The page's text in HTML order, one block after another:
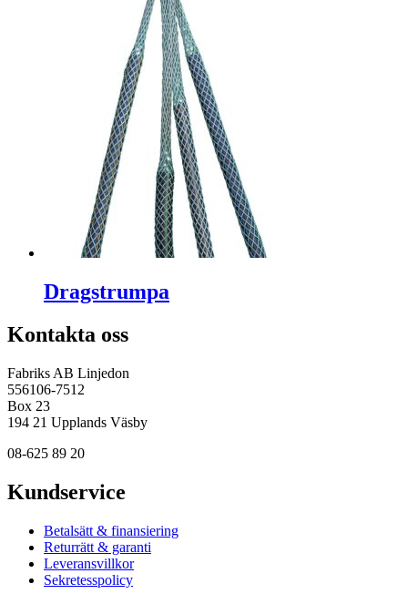
Dragstrumpa
Kontakta oss
Fabriks AB Linjedon
556106-7512
Box 23
194 21 Upplands Väsby
08-625 89 20
Kundservice
Betalsätt & finansiering
Returrätt & garanti
Leveransvillkor
Sekretesspolicy